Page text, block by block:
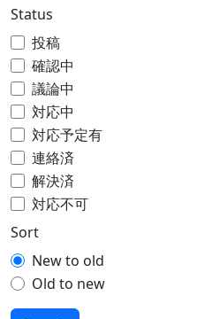
Status
投稿
確認中
議論中
対応中
対応予定有
連絡済
解決済
対応不可
Sort
New to old
Old to new